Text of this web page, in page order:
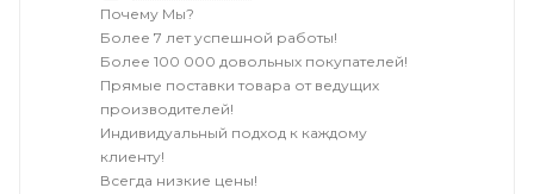
Почему Мы?
Более 7 лет успешной работы!
Более 100 000 довольных покупателей!
Прямые поставки товара от ведущих
производителей!
Индивидуальный подход к каждому
клиенту!
Всегда низкие цены!